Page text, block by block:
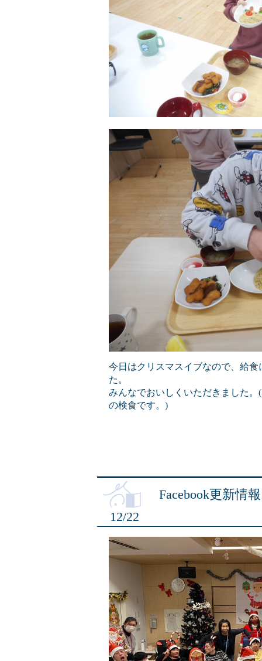
今日はクリスマスイブなので、給
た。
みんなでおいしくいただきました
の検食です。)
12/22
Facebook更新情報